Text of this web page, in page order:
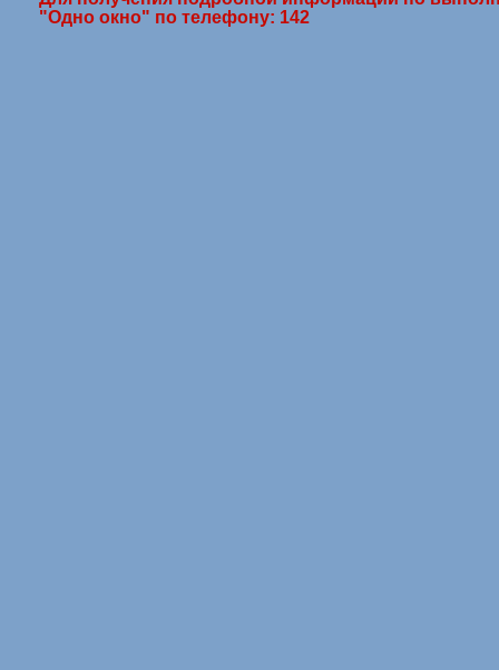
"Одно окно" по телефону: 142